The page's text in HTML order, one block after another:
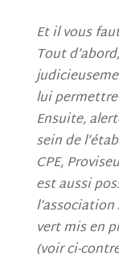
Et il vous
Tout
lui
Ensuite,
sein de
CPE,
est aussi
vert mis en
(voir ci-